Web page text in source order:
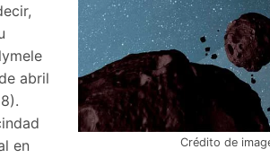
abril
en
Crédito de